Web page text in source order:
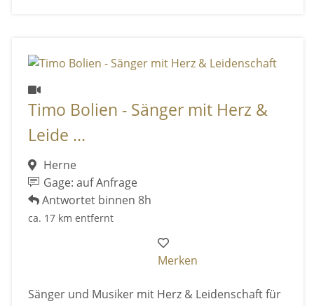
Timo Bolien - Sänger mit Herz &
Leide ...
Herne
Gage: auf Anfrage
Antwortet binnen 8h
ca. 17 km entfernt
Merken
Sänger und Musiker mit Herz & Leidenschaft für